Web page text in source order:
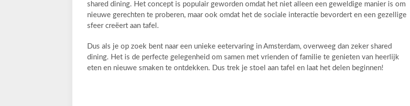
shared dining. Het concept is populair geworden omdat het niet alleen een geweldige manier is om
nieuwe gerechten te proberen, maar ook omdat het de sociale interactie bevordert en een gezellige
sfeer creëert aan tafel.
Dus als je op zoek bent naar een unieke eetervaring in Amsterdam, overweeg dan zeker shared
dining. Het is de perfecte gelegenheid om samen met vrienden of familie te genieten van heerlijk
eten en nieuwe smaken te ontdekken. Dus trek je stoel aan tafel en laat het delen beginnen!